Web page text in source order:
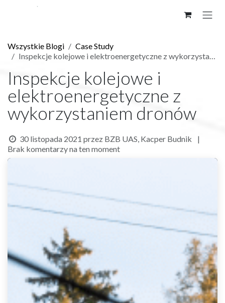
Skip to Content
Wszystkie Blogi
Case Study
Inspekcje kolejowe i elektroenergetyczne z wykorzystaniem dronów
Inspekcje kolejowe i
elektroenergetyczne z
wykorzystaniem dronów
30 listopada 2021 przez BZB UAS, Kacper Budnik
|
Brak komentarzy na ten moment